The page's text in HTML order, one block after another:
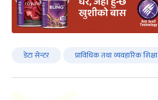
डेटा सेन्टर प्राविधिक तथा व्यवहारिक शिक्षा